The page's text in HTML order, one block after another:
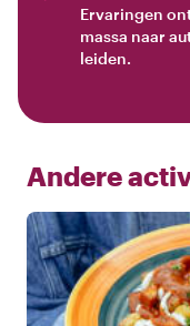
Ervaringen
massa naar
leiden.
Andere